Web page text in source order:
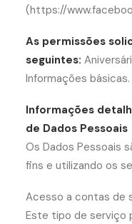
(https://
As permissões
seguintes:
Informações básicas.
Informações
de Dados Pessoais
Os Dados Pessoais
fins e utilizando os
Acesso a contas de
Este tipo de serviço